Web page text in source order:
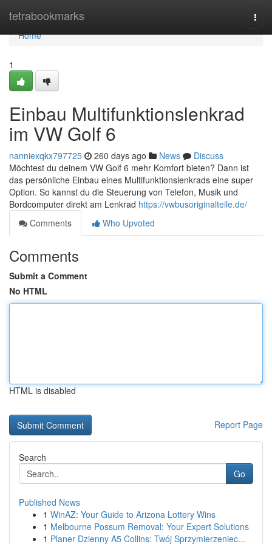
tetrabookmarks
Home
Home
1
Einbau Multifunktionslenkrad
im VW Golf 6
nanniexqkx797725 260 days ago News
Discuss
Möchtest du deinem VW Golf 6 mehr Komfort bieten? Dann ist
das persönliche Einbau eines Multifunktionslenkrads eine super
Option. So kannst du die Steuerung von Telefon, Musik und
Bordcomputer direkt am Lenkrad https://vwbusoriginalteile.de/
Comments
Who Upvoted
Comments
Submit a Comment
No HTML
HTML is disabled
Report Page
Search
Go
Published News
1 WinAZ: Your Guide to Arizona Lottery Wins
1 Melbourne Possum Removal: Your Expert Solutions
1 Planer Dzienny A5 Collins: Twój Sprzymierzeniec...